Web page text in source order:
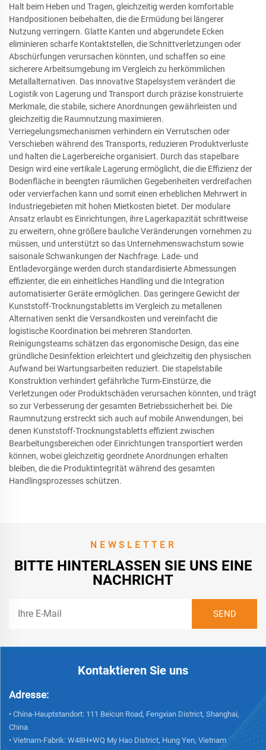
Halt beim Heben und Tragen, gleichzeitig werden komfortable
Handpositionen beibehalten, die die Ermüdung bei längerer
Nutzung verringern. Glatte Kanten und abgerundete Ecken
eliminieren scharfe Kontaktstellen, die Schnittverletzungen oder
Abschürfungen verursachen könnten, und schaffen so eine
sicherere Arbeitsumgebung im Vergleich zu herkömmlichen
Metallalternativen. Das innovative Stapelsystem verändert die
Logistik von Lagerung und Transport durch präzise konstruierte
Merkmale, die stabile, sichere Anordnungen gewährleisten und
gleichzeitig die Raumnutzung maximieren.
Verriegelungsmechanismen verhindern ein Verrutschen oder
Verschieben während des Transports, reduzieren Produktverluste
und halten die Lagerbereiche organisiert. Durch das stapelbare
Design wird eine vertikale Lagerung ermöglicht, die die Effizienz der
Bodenfläche in beengten räumlichen Gegebenheiten verdreifachen
oder vervierfachen kann und somit einen erheblichen Mehrwert in
Industriegebieten mit hohen Mietkosten bietet. Der modulare
Ansatz erlaubt es Einrichtungen, ihre Lagerkapazität schrittweise
zu erweitern, ohne größere bauliche Veränderungen vornehmen zu
müssen, und unterstützt so das Unternehmenswachstum sowie
saisonale Schwankungen der Nachfrage. Lade- und
Entladevorgänge werden durch standardisierte Abmessungen
effizienter, die ein einheitliches Handling und die Integration
automatisierter Geräte ermöglichen. Das geringere Gewicht der
Kunststoff-Trocknungstabletts im Vergleich zu metallenen
Alternativen senkt die Versandkosten und vereinfacht die
logistische Koordination bei mehreren Standorten.
Reinigungsteams schätzen das ergonomische Design, das eine
gründliche Desinfektion erleichtert und gleichzeitig den physischen
Aufwand bei Wartungsarbeiten reduziert. Die stapelstabile
Konstruktion verhindert gefährliche Turm-Einstürze, die
Verletzungen oder Produktschäden verursachen könnten, und trägt
so zur Verbesserung der gesamten Betriebssicherheit bei. Die
Raumnutzung erstreckt sich auch auf mobile Anwendungen, bei
denen Kunststoff-Trocknungstabletts effizient zwischen
Bearbeitungsbereichen oder Einrichtungen transportiert werden
können, wobei gleichzeitig geordnete Anordnungen erhalten
bleiben, die die Produktintegrität während des gesamten
Handlingsprozesses schützen.
NEWSLETTER
BITTE HINTERLASSEN SIE UNS EINE
NACHRICHT
Kontaktieren Sie uns
Adresse:
• China-Hauptstandort: 111 Beicun Road, Fengxian District, Shanghai,
China
• Vietnam-Fabrik: W48H+WQ My Hao District, Hung Yen, Vietnam